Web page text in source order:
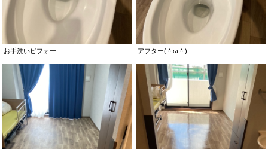
お手洗いビフォー アフター(＾ω＾)